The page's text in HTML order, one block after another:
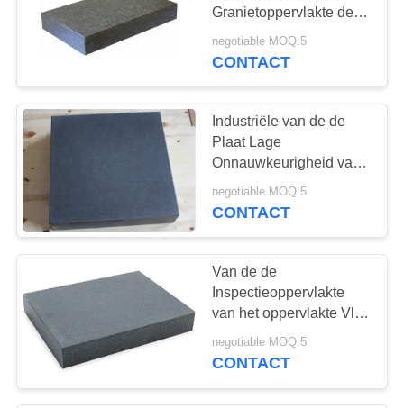
Granietoppervlakte de
Metrologie Lang
Beroepsleven
negotiable MOQ:5
CONTACT
Industriële van de de
Plaat Lage
Onnauwkeurigheid van
de Granietoppervlakte
de Fouten Stabiele
negotiable MOQ:5
CONTACT
Van de de
Inspectieoppervlakte
van het oppervlakte Vlot
Graniet de
Platengebruik voor
negotiable MOQ:5
CONTACT